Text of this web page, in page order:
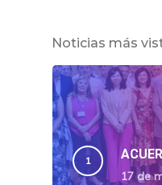
Noticias más
17 de